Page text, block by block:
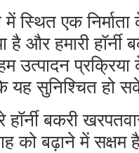
में स्थित एक
है और हमारी
उत्पादन
यह सुनिश्चित हो
हॉर्नी बकरी
को बढ़ाने में